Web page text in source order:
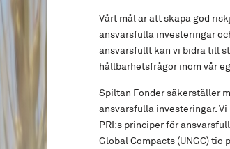
Vårt mål är att skapa god
ansvarsfulla investeringar
ansvarsfullt kan vi bidra till
hållbarhetsfrågor inom vår
Spiltan Fonder säkerställer
ansvarsfulla investeringar.
PRI:s principer för
Global Compacts (UNGC)